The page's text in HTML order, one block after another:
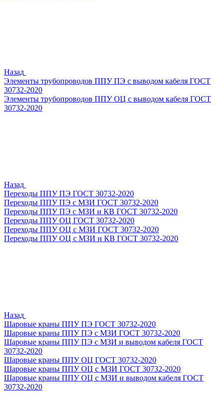
Назад
Элементы трубопроводов ППУ ПЭ с выводом кабеля ГОСТ
30732-2020
Элементы трубопроводов ППУ ОЦ с выводом кабеля ГОСТ
30732-2020
Назад
Переходы ППУ ПЭ ГОСТ 30732-2020
Переходы ППУ ПЭ с МЗИ ГОСТ 30732-2020
Переходы ППУ ПЭ с МЗИ и КВ ГОСТ 30732-2020
Переходы ППУ ОЦ ГОСТ 30732-2020
Переходы ППУ ОЦ с МЗИ ГОСТ 30732-2020
Переходы ППУ ОЦ с МЗИ и КВ ГОСТ 30732-2020
Назад
Шаровые краны ППУ ПЭ ГОСТ 30732-2020
Шаровые краны ППУ ПЭ с МЗИ ГОСТ 30732-2020
Шаровые краны ППУ ПЭ с МЗИ и выводом кабеля ГОСТ
30732-2020
Шаровые краны ППУ ОЦ ГОСТ 30732-2020
Шаровые краны ППУ ОЦ с МЗИ ГОСТ 30732-2020
Шаровые краны ППУ ОЦ с МЗИ и выводом кабеля ГОСТ
30732-2020